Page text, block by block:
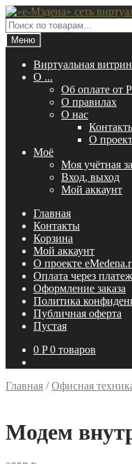
Перейти
к
навигации
Перейти
к
содержимому
Искать:
Меню
Виртуальная
O ...
Об оплате от
О правилах
О нас
О
Моё
Моя учётная
Вход, выход
Мой аккаунт
Главная
Контакты
Корзина
Мой аккаунт
О проекте
Оплата через
Оформление заказа
Политика
Публичная оферта
Пустая
0 P 0 товаров
Главная /Офисная
Модем